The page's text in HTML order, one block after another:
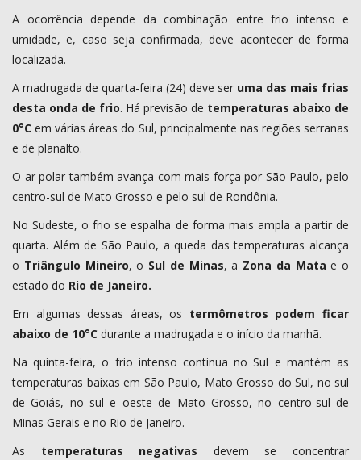
A ocorrência depende da combinação entre frio intenso e
umidade, e, caso seja confirmada, deve acontecer de forma
localizada.
A madrugada de quarta-feira (24) deve ser uma das mais frias
desta onda de frio. Há previsão de temperaturas abaixo de
0°Cem várias áreas do Sul, principalmente nas regiões serranas
e de planalto.
O ar polar também avança com mais força por São Paulo, pelo
centro-sul de Mato Grosso e pelo sul de Rondônia.
No Sudeste, o frio se espalha de forma mais ampla a partir de
quarta. Além de São Paulo, a queda das temperaturas alcança
o Triângulo Mineiro, o Sul de Minas, a Zona da Mata e o
estado do Rio de Janeiro.
Em algumas dessas áreas, os termômetros podem ficar
abaixo de 10°C durante a madrugada e o início da manhã.
Na quinta-feira, o frio intenso continua no Sul e mantém as
temperaturas baixas em São Paulo, Mato Grosso do Sul, no sul
de Goiás, no sul e oeste de Mato Grosso, no centro-sul de
Minas Gerais e no Rio de Janeiro.
As temperaturas negativas devem se concentrar